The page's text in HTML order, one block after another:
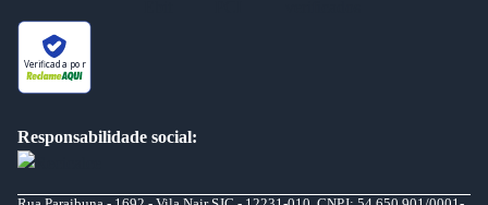
Verificada por
Responsabilidade social: